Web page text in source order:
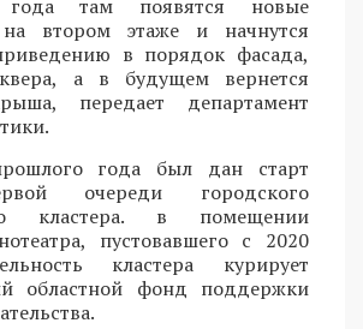
там появятся новые
втором этаже и начнутся
в порядок фасада,
а в будущем вернется
передает департамент
года был дан старт
очереди городского
кластера. в помещении
пустовавшего с 2020
кластера курирует
областной фонд поддержки